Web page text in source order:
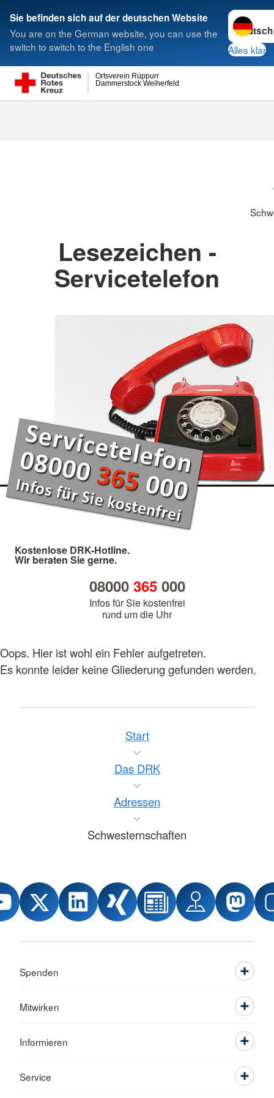
Sie befinden sich auf der deutschen Website
You are on the German website, you can use the
switch to switch to the English one
Sprache
Alles klar
Dammerstock Weiherfeld
Ortsverein Rüppurr
Suche
Lesezeichen -
Servicetelefon
Kostenlose DRK-Hotline.
Wir beraten Sie gerne.
08000 365000
Infos für Sie kostenfrei
rund um die Uhr
Oops. Hier ist wohl ein Fehler aufgetreten.
Es konnte leider keine Gliederung gefunden werden.
Start
Das DRK
Adressen
Schwesternschaften
Spenden
Mitwirken
Informieren
Service